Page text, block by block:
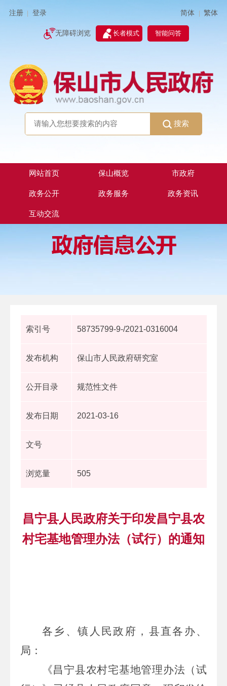
注册 登录 简体 | 繁体
无障碍浏览 长者模式 智能问答
搜索
网站首页 保山概览 市政府
政务公开 政务服务 政务资讯
互动交流
索引号 58735799-9-/2021-0316004
发布机构 保山市人民政府研究室
公开目录 规范性文件
发布日期 2021-03-16
文号
浏览量 505
昌宁县人民政府关于印发昌宁县农
村宅基地管理办法（试行）的通知
各乡、镇人民政府，县直各办、
局：
《昌宁县农村宅基地管理办法（试